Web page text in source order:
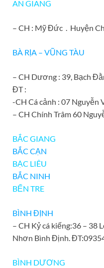
AN GIANG
– CH : Mỹ Đức . Huyện
BÀ RỊA – VŨNG TÀU
– CH Dương : 39, Bạch
ĐT :
-CH Cá cảnh : 07 Nguyễn
– CH Chính Trâm 60
BẮC GIANG
BẮC CẠN
BẠC LIÊU
BẮC NINH
BẾN TRE
BÌNH ĐỊNH
– CH Kỷ cá kiếng:36 – 38
Nhơn Bình Định.
BÌNH DƯƠNG